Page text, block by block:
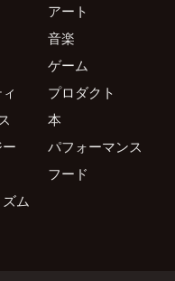
アート
音楽
ゲーム
プロダクト
本
パフォーマンス
フード
ム